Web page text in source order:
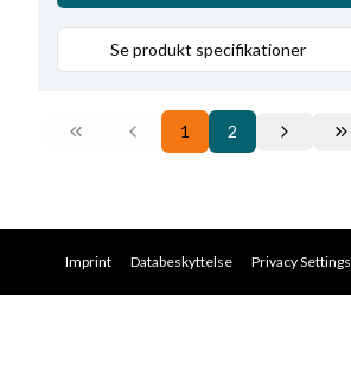
Se produkt specifikationer
1 2
Imprint Databeskyttelse Privacy Settings